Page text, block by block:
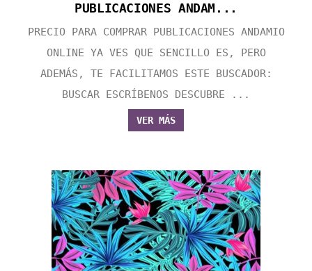
PUBLICACIONES ANDAM...
PRECIO PARA COMPRAR PUBLICACIONES ANDAMIO
ONLINE YA VES QUE SENCILLO ES, PERO
ADEMÁS, TE FACILITAMOS ESTE BUSCADOR:
BUSCAR ESCRÍBENOS DESCUBRE ...
VER MÁS